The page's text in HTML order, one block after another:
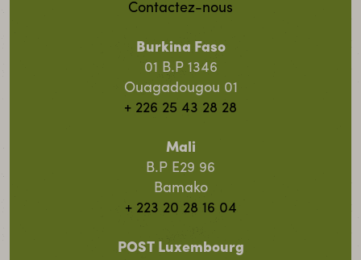
Contactez-nous
Burkina Faso
01 B.P 1346
Ouagadougou 01
+ 226 25 43 28 28
Mali
B.P E29 96
Bamako
+ 223 20 28 16 04
POST Luxembourg